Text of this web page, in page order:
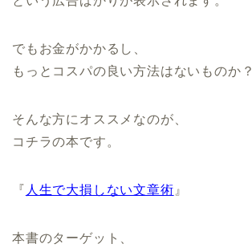
でもお金がかかるし、
もっとコスパの良い方法はないものか？
そんな方にオススメなのが、
コチラの本です。
『 人生で大損しない文章術 』
本書のターゲット、